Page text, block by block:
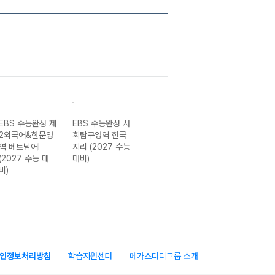
EBS 수능완성 제
2외국어&한문영
역 베트남어I
(2027 수능 대
비)
EBS 수능완성 사
회탐구영역 한국
지리 (2027 수능
대비)
정보처리방침 학습지원센터 메가스터디그룹 소개